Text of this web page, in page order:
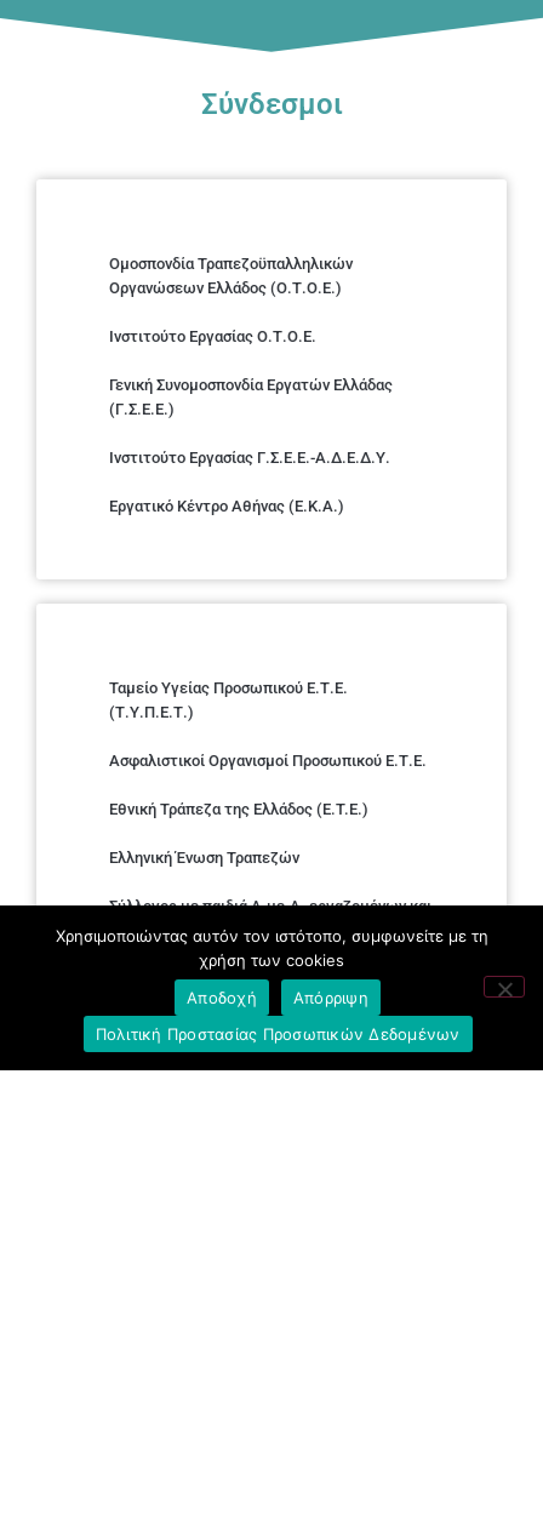
Σύνδεσμοι
Ομοσπονδία Τραπεζοϋπαλληλικών
Οργανώσεων Ελλάδος (Ο.Τ.Ο.Ε.)
Ινστιτούτο Εργασίας Ο.Τ.Ο.Ε.
Γενική Συνομοσπονδία Εργατών Ελλάδας
(Γ.Σ.Ε.Ε.)
Ινστιτούτο Εργασίας Γ.Σ.Ε.Ε.-Α.Δ.Ε.Δ.Υ.
Εργατικό Κέντρο Αθήνας (Ε.Κ.Α.)
Ταμείο Υγείας Προσωπικού Ε.Τ.Ε.
(Τ.Υ.Π.Ε.Τ.)
Ασφαλιστικοί Οργανισμοί Προσωπικού Ε.Τ.Ε.
Εθνική Τράπεζα της Ελλάδος (E.T.E.)
Ελληνική Ένωση Τραπεζών
Σύλλογος με παιδιά Α.με.Α. εργαζομένων και
συνταξιούχων Ε.Τ.Ε.
Υπουργείο Εργασίας και Κοινωνικών
Υποθέσεων
Χρησιμοποιώντας αυτόν τον ιστότοπο, συμφωνείτε με τη
χρήση των cookies
Αποδοχή
Απόρριψη
Πολιτική Προστασίας Προσωπικών Δεδομένων